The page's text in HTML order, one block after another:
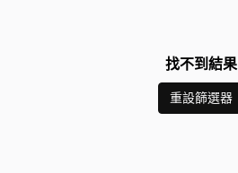
找不到結果
重設篩選器